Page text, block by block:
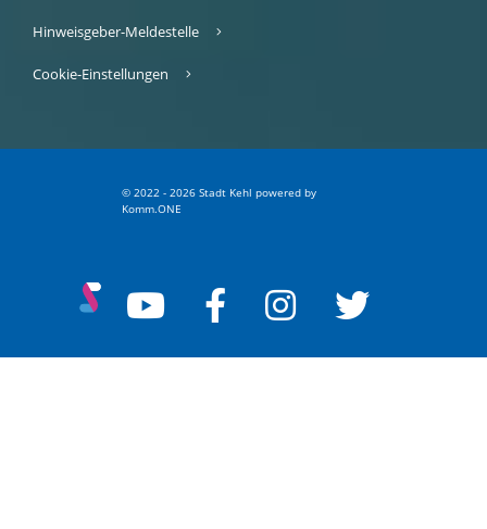
Hinweisgeber-Meldestelle
Cookie-Einstellungen
© 2022 - 2026 Stadt Kehl powered by
Komm.ONE